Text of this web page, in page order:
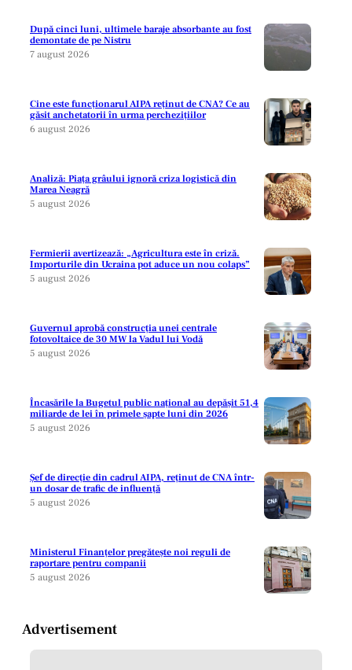
După cinci luni, ultimele baraje absorbante au fost
demontate de pe Nistru
7 august 2026
Cine este funcționarul AIPA reținut de CNA? Ce au
găsit anchetatorii în urma perchezițiilor
6 august 2026
Analiză: Piața grâului ignoră criza logistică din
Marea Neagră
5 august 2026
Fermierii avertizează: „Agricultura este în criză.
Importurile din Ucraina pot aduce un nou colaps”
5 august 2026
Guvernul aprobă construcția unei centrale
fotovoltaice de 30 MW la Vadul lui Vodă
5 august 2026
Încasările la Bugetul public național au depășit 51,4
miliarde de lei în primele șapte luni din 2026
5 august 2026
Șef de direcție din cadrul AIPA, reținut de CNA într-
un dosar de trafic de influență
5 august 2026
Ministerul Finanțelor pregătește noi reguli de
raportare pentru companii
5 august 2026
Advertisement